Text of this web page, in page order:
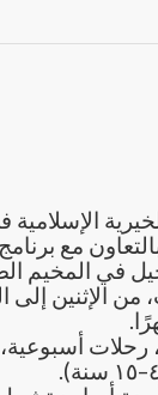
الإسلامية
حتى ١٥ آب، من
رحلات